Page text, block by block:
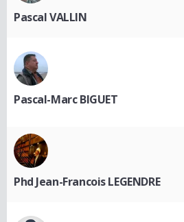
Pascal VALLIN
Pascal-Marc BIGUET
Phd Jean-Francois LEGENDRE